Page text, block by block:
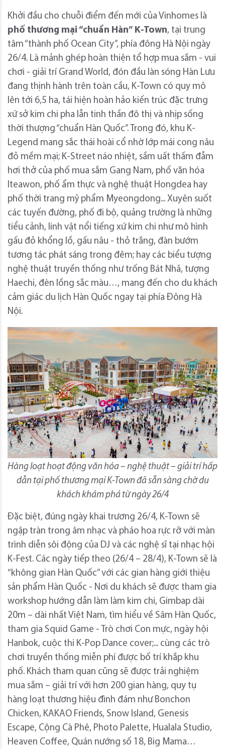
Khởi đầu cho chuỗi điểm đến mới của Vinhomes là
phố thương mại “chuẩn Hàn” K-Town, tại trung
tâm “thành phố Ocean City”, phía đông Hà Nội ngày
26/4. Là mảnh ghép hoàn thiện tổ hợp mua sắm - vui
chơi - giải trí Grand World, đón đầu làn sóng Hàn Lưu
đang thịnh hành trên toàn cầu, K-Town có quy mô
lên tới 6,5 ha, tái hiện hoàn hảo kiến trúc đặc trưng
xứ sở kim chi pha lẫn tinh thần đô thị và nhịp sống
thời thượng “chuẩn Hàn Quốc”. Trong đó, khu K-
Legend mang sắc thái hoài cổ nhờ lớp mái cong nâu
đỏ mềm mại; K-Street náo nhiệt, sầm uất thấm đẫm
hơi thở của phố mua sắm Gang Nam, phố văn hóa
Iteawon, phố ẩm thực và nghệ thuật Hongdea hay
phố thời trang mỹ phẩm Myeongdong... Xuyên suốt
các tuyến đường, phố đi bộ, quảng trường là những
tiểu cảnh, linh vật nổi tiếng xứ kim chi như mô hình
gấu đỏ khổng lồ, gấu nâu - thỏ trắng, đàn bướm
tương tác phát sáng trong đêm; hay các biểu tượng
nghệ thuật truyền thống như trống Bát Nhã, tượng
Haechi, đèn lồng sắc màu…, mang đến cho du khách
cảm giác du lịch Hàn Quốc ngay tại phía Đông Hà
Nội.
Hàng loạt hoạt động văn hóa – nghệ thuật – giải trí hấp
dẫn tại phố thương mại K-Town đã sẵn sàng chờ du
khách khám phá từ ngày 26/4
Đặc biệt, đúng ngày khai trương 26/4, K-Town sẽ
ngập tràn trong âm nhạc và pháo hoa rực rỡ với màn
trình diễn sôi động của DJ và các nghệ sĩ tại nhạc hội
K-Fest. Các ngày tiếp theo (26/4 – 28/4), K-Town sẽ là
“không gian Hàn Quốc” với các gian hàng giới thiệu
sản phẩm Hàn Quốc - Nơi du khách sẽ được tham gia
workshop hướng dẫn làm làm kim chi, Gimbap dài
20m – dài nhất Việt Nam, tìm hiểu về Sâm Hàn Quốc,
tham gia Squid Game - Trò chơi Con mực, ngày hội
Hanbok, cuộc thi K-Pop Dance cover;... cùng các trò
chơi truyền thống miễn phí được bố trí khắp khu
phố. Khách tham quan cũng sẽ được trải nghiệm
mua sắm – giải trí với hơn 200 gian hàng, quy tụ
hàng loạt thương hiệu đình đám như Bonchon
Chicken, KAKAO Friends, Snow Island, Genesis
Escape, Cộng Cà Phê, Photo Palette, Hualala Studio,
Heaven Coffee, Quán nướng số 18, Big Mama…